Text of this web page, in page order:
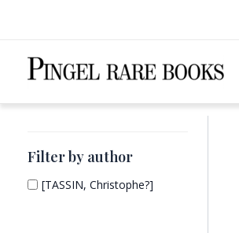
Filter by author
[TASSIN, Christophe?]